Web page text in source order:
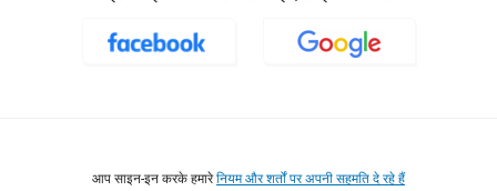
आप साइन-इन करके हमारेनियम और शर्तों पर अपनी सहमति दे रहे हैं